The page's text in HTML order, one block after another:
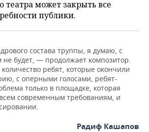
театра может закрыть все
публики.
состава труппы, я думаю, с
не будет, — продолжает композитор.
ребят, которые окончили
с оперными голосами, ребят-
только в площадке, которая
современным требованиям, и
Радиф Кашапов